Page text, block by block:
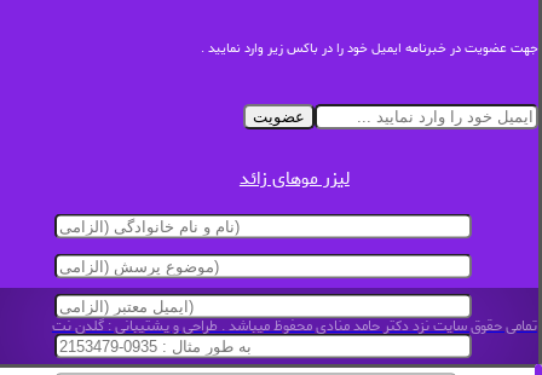
جهت عضویت در خبرنامه ایمیل خود را در باکس زیر وارد نمایید .
عضویت
لیزر موهای زائد
تمامی حقوق سایت نزد دکتر حامد منادی محفوظ میباشد . طراحی و پشتیبانی : گلدن نت